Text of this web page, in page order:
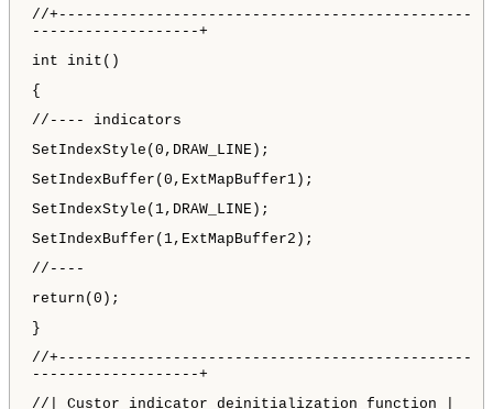
//+-----------------------------------------------
-------------------+
int init()
{
//---- indicators
SetIndexStyle(0,DRAW_LINE);
SetIndexBuffer(0,ExtMapBuffer1);
SetIndexStyle(1,DRAW_LINE);
SetIndexBuffer(1,ExtMapBuffer2);
//----
return(0);
}
//+-----------------------------------------------
-------------------+
//| Custor indicator deinitialization function |